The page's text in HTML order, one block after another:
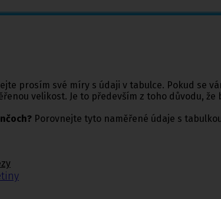
prosím své míry s údaji v tabulce. Pokud se
velikost. Je to především z toho důvodu,
Porovnejte tyto naměřené údaje s